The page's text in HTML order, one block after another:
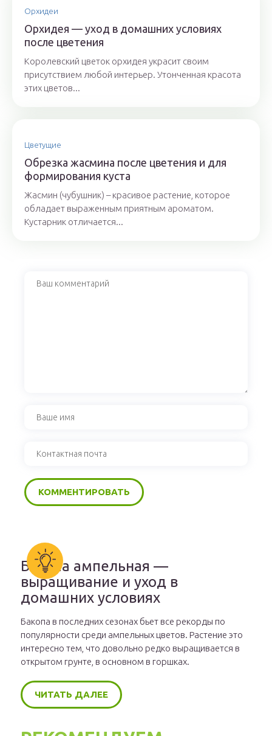
Орхидеи
Орхидея — уход в домашних условиях
после цветения
Королевский цветок орхидея украсит своим
присутствием любой интерьер. Утонченная красота
этих цветов...
Цветущие
Обрезка жасмина после цветения и для
формирования куста
Жасмин (чубушник) – красивое растение, которое
обладает выраженным приятным ароматом.
Кустарник отличается...
Бакопа ампельная —
выращивание и уход в
домашних условиях
Бакопа в последних сезонах бьет все рекорды по
популярности среди ампельных цветов. Растение это
интересно тем, что довольно редко выращивается в
открытом грунте, в основном в горшках.
ЧИТАТЬ ДАЛЕЕ